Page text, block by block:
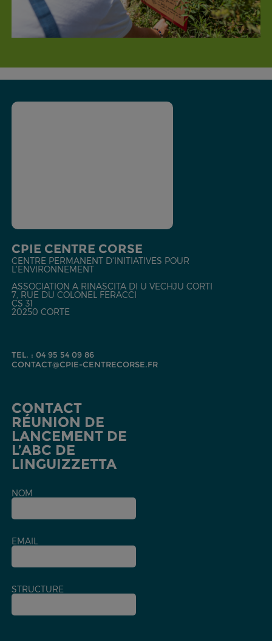
CPIE CENTRE CORSE
CENTRE PERMANENT D'INITIATIVES POUR
L'ENVIRONNEMENT
ASSOCIATION A RINASCITA DI U VECHJU CORTI
7, RUE DU COLONEL FERACCI
CS 31
20250 CORTE
TEL. : 04 95 54 09 86
CONTACT@CPIE-CENTRECORSE.FR
CONTACT
RÉUNION DE
LANCEMENT DE
L’ABC DE
LINGUIZZETTA
NOM
EMAIL
STRUCTURE